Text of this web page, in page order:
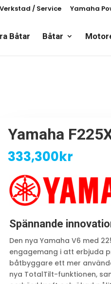
Verkstad / Service Yamaha
Båtar Båtar
Yamaha
333,300kr
Spännande
Den nya Yamaha V6 med
engagemang i att erbjuda
båtbyggare ett mer
nya TotalTilt-funktionen,